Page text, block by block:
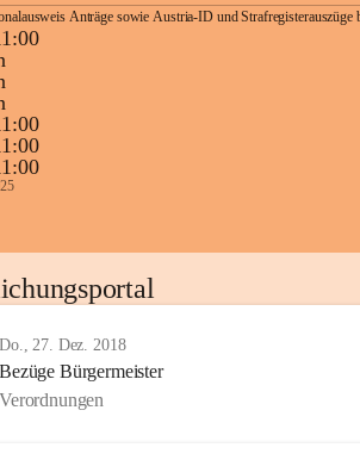
Anträge sowie Austria-ID und Strafregisterauszüge
Do., 27. Dez. 2018
Bezüge Bürgermeister
Verordnungen